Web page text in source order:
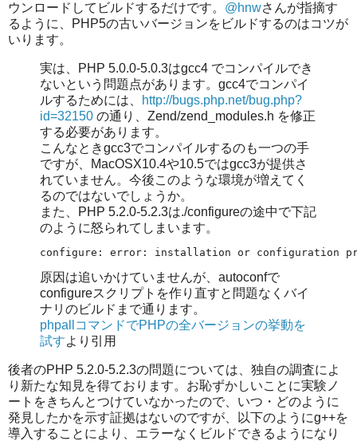
ウンロードしてビルドするだけです。 @hnwさんが指摘す
るように、PHP5の古いバージョンをビルドするのはコツが
いります。
実は、PHP 5.0.0-5.0.3はgcc4 でコンパイルでき
ないという問題点があります。gcc4でコンパイ
ルするためには、
http://bugs.php.net/bug.php?
id=32150 の通り、Zend/zend_modules.h を修正
する必要があります。
こんなときgcc3でコンパイルするのも一つの手
ですが、MacOSX10.4や10.5ではgcc3が提供さ
れていません。今後このような環境が増えてく
るのではないでしょうか。
また、PHP 5.2.0-5.2.3は./configureの途中で下記
のように怒られてしまいます。
configure: error: installation or configuration
原因は追いかけていませんが、autoconfで
configureスクリプトを作り直すと問題なくバイ
ナリのビルドまで通ります。
phpallコマンドでPHPの全バージョンの挙動を
試すより引用
後者のPHP 5.2.0-5.2.3の問題については、独自の調査によ
り新たな知見を得ております。お恥ずかしいことに実験ノ
ートをきちんとつけていなかったので、いつ・どのように
発見したかを示す証拠はないのですが、以下のようにg++を
導入することにより、エラーなくビルドできるようになり